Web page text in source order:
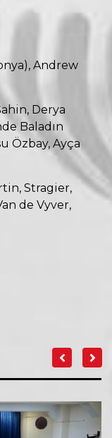
Andrew
Derya
Baladın
Özbay, Ayça
Stragier,
de Vyver,